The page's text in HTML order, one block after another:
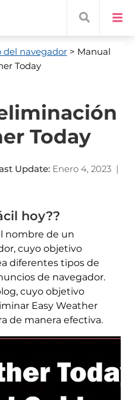
navegador> Manual
Today
Today
Update: Enero 4, 2023|
hoy??
nombre de un
cuyo objetivo
diferentes tipos de
de navegador.
cuyo objetivo
Easy Weather
de manera efectiva.